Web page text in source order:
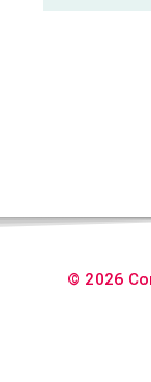
© 2026